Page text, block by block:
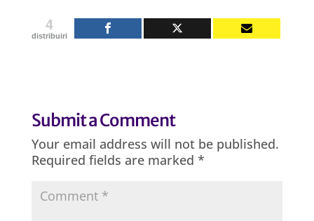
4
distribuiri
Submit a Comment
Your email address will not be published.
Required fields are marked *